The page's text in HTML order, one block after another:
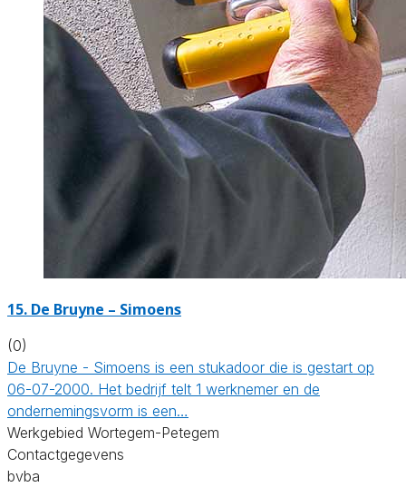
15. De Bruyne – Simoens
(0)
De Bruyne - Simoens is een stukadoor die is gestart op
06-07-2000. Het bedrijf telt 1 werknemer en de
ondernemingsvorm is een…
Werkgebied Wortegem-Petegem
Contactgegevens
bvba